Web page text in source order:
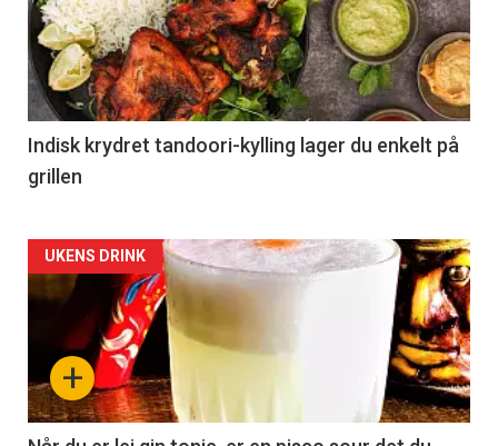
Indisk krydret tandoori-kylling lager du enkelt på
grillen
Forsiden
akkurat
nå
-
+
UKENS DRINK